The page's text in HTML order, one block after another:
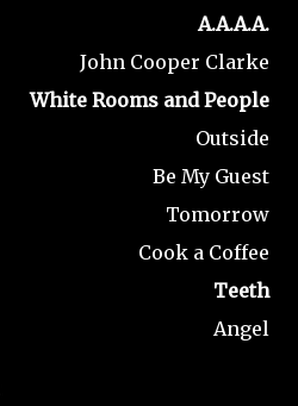
A.A.A.A.
John Cooper Clarke
White Rooms and People
Outside
Be My Guest
Tomorrow
Cook a Coffee
Teeth
Angel